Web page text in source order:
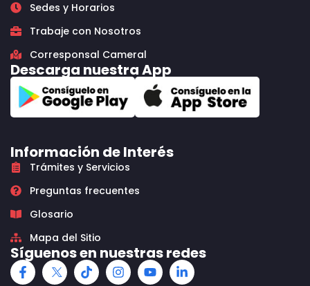
Sedes y Horarios
Trabaje con Nosotros
Corresponsal Cameral
Descarga nuestra App
Información de Interés
Trámites y Servicios
Preguntas frecuentes
Glosario
Mapa del Sitio
Síguenos en nuestras redes